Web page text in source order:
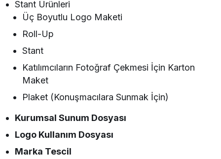
Stant Ürünleri
Üç Boyutlu Logo Maketi
Roll-Up
Stant
Katılımcıların Fotoğraf Çekmesi İçin Karton
Maket
Plaket (Konuşmacılara Sunmak İçin)
Kurumsal Sunum Dosyası
Logo Kullanım Dosyası
Marka Tescil